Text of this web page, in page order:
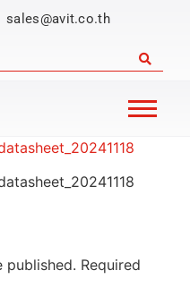
sales@avit.co.th
published. Required